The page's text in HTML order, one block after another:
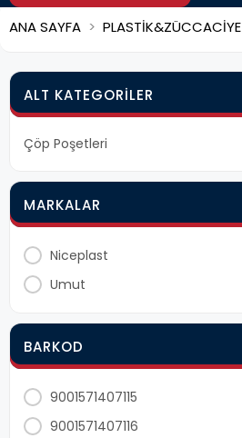
ANA SAYFA PLASTİK&ZÜCCACİYE
ALT KATEGORILER
Çöp Poşetleri
MARKALAR
Niceplast
Umut
BARKOD
9001571407115
9001571407116